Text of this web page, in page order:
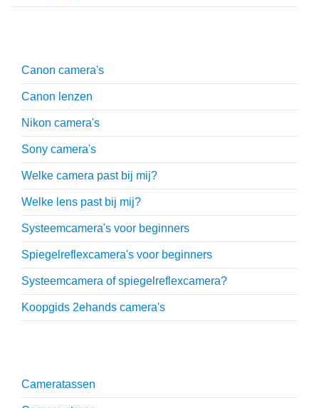
Canon camera's
Canon lenzen
Nikon camera's
Sony camera's
Welke camera past bij mij?
Welke lens past bij mij?
Systeemcamera's voor beginners
Spiegelreflexcamera's voor beginners
Systeemcamera of spiegelreflexcamera?
Koopgids 2ehands camera's
Cameratassen